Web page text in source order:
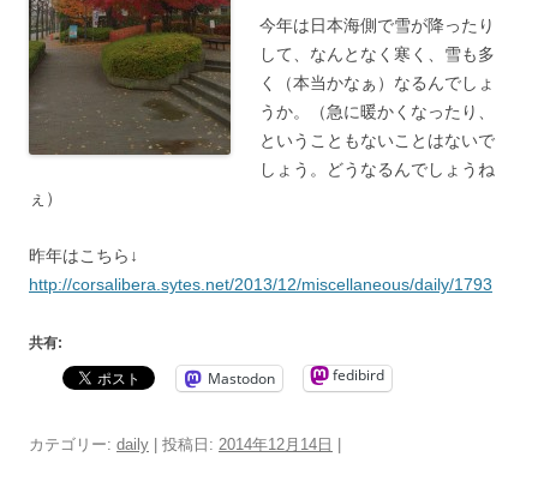
今年は日本海側で雪が降ったり
して、なんとなく寒く、雪も多
く（本当かなぁ）なるんでしょ
うか。（急に暖かくなったり、
ということもないことはないで
しょう。どうなるんでしょうね
ぇ）
昨年はこちら↓
http://corsalibera.sytes.net/2013/12/miscellaneous/daily/1793
共有:
Mastodon fedibird
カテゴリー: daily | 投稿日: 2014年12月14日 |